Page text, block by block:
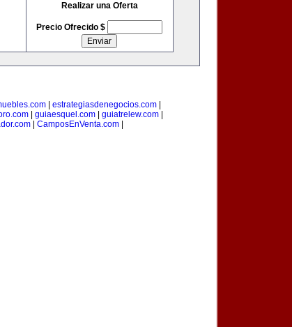
Realizar una Oferta
Precio Ofrecido $
| estrategiasdenegocios.com|
guiaesquel.com guiatrelew.com
CamposEnVenta.com